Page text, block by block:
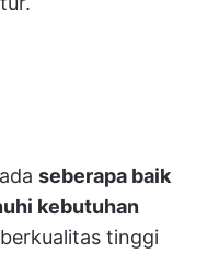
seberapa baik
kebutuhan
tinggi